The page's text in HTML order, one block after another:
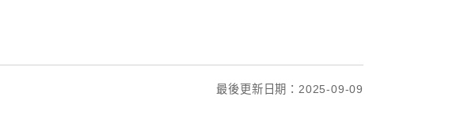
最後更新日期：2025-09-09